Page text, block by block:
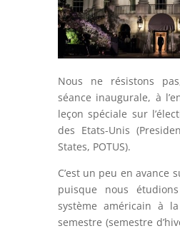
Nous ne résistons
séance inaugurale, à
leçon spéciale sur
des Etats-Unis
States, POTUS).
C’est un peu en avance
puisque nous
système américain à
semestre (semestre